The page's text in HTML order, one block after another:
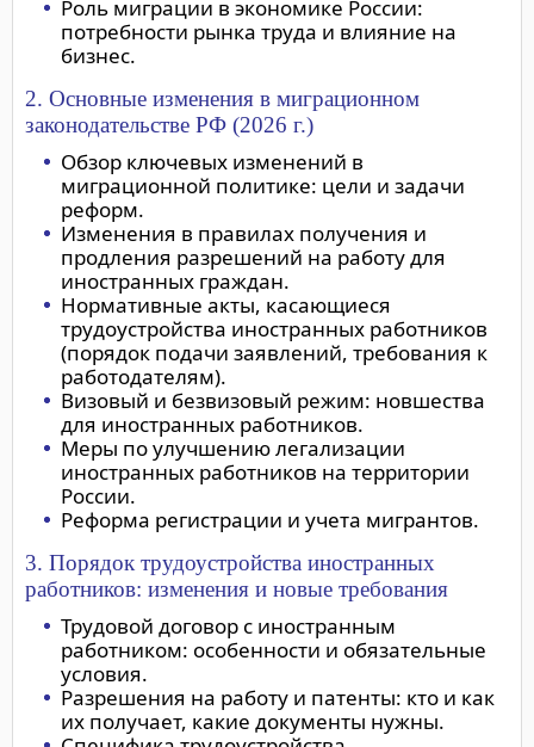
Роль миграции в экономике России:
потребности рынка труда и влияние на
бизнес.
2. Основные изменения в миграционном
законодательстве РФ (2026 г.)
Обзор ключевых изменений в
миграционной политике: цели и задачи
реформ.
Изменения в правилах получения и
продления разрешений на работу для
иностранных граждан.
Нормативные акты, касающиеся
трудоустройства иностранных работников
(порядок подачи заявлений, требования к
работодателям).
Визовый и безвизовый режим: новшества
для иностранных работников.
Меры по улучшению легализации
иностранных работников на территории
России.
Реформа регистрации и учета мигрантов.
3. Порядок трудоустройства иностранных
работников: изменения и новые требования
Трудовой договор с иностранным
работником: особенности и обязательные
условия.
Разрешения на работу и патенты: кто и как
их получает, какие документы нужны.